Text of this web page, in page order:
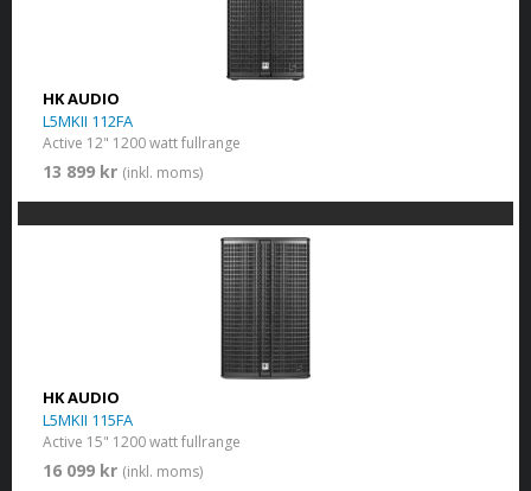
HK AUDIO
L5MKII 112FA
Active 12" 1200 watt fullrange
13 899 kr (inkl. moms)
HK AUDIO
L5MKII 115FA
Active 15" 1200 watt fullrange
16 099 kr (inkl. moms)